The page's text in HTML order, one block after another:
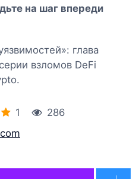
на шаг впереди
глава
взломов DeFi
1
286